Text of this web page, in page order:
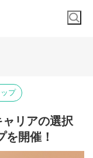
プ
ャリアの選択
開催！